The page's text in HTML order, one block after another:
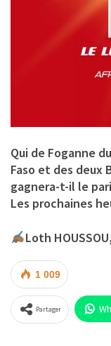
Qui de Foganne
Faso et des deux
gagnera-t-il le
Les prochaines
Loth
1 009
Partager